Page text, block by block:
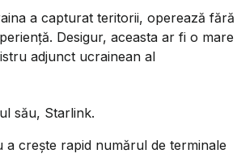
a capturat teritorii, operează fără
Desigur, aceasta ar fi o mare
adjunct ucrainean al
său, Starlink.
a crește rapid numărul de terminale